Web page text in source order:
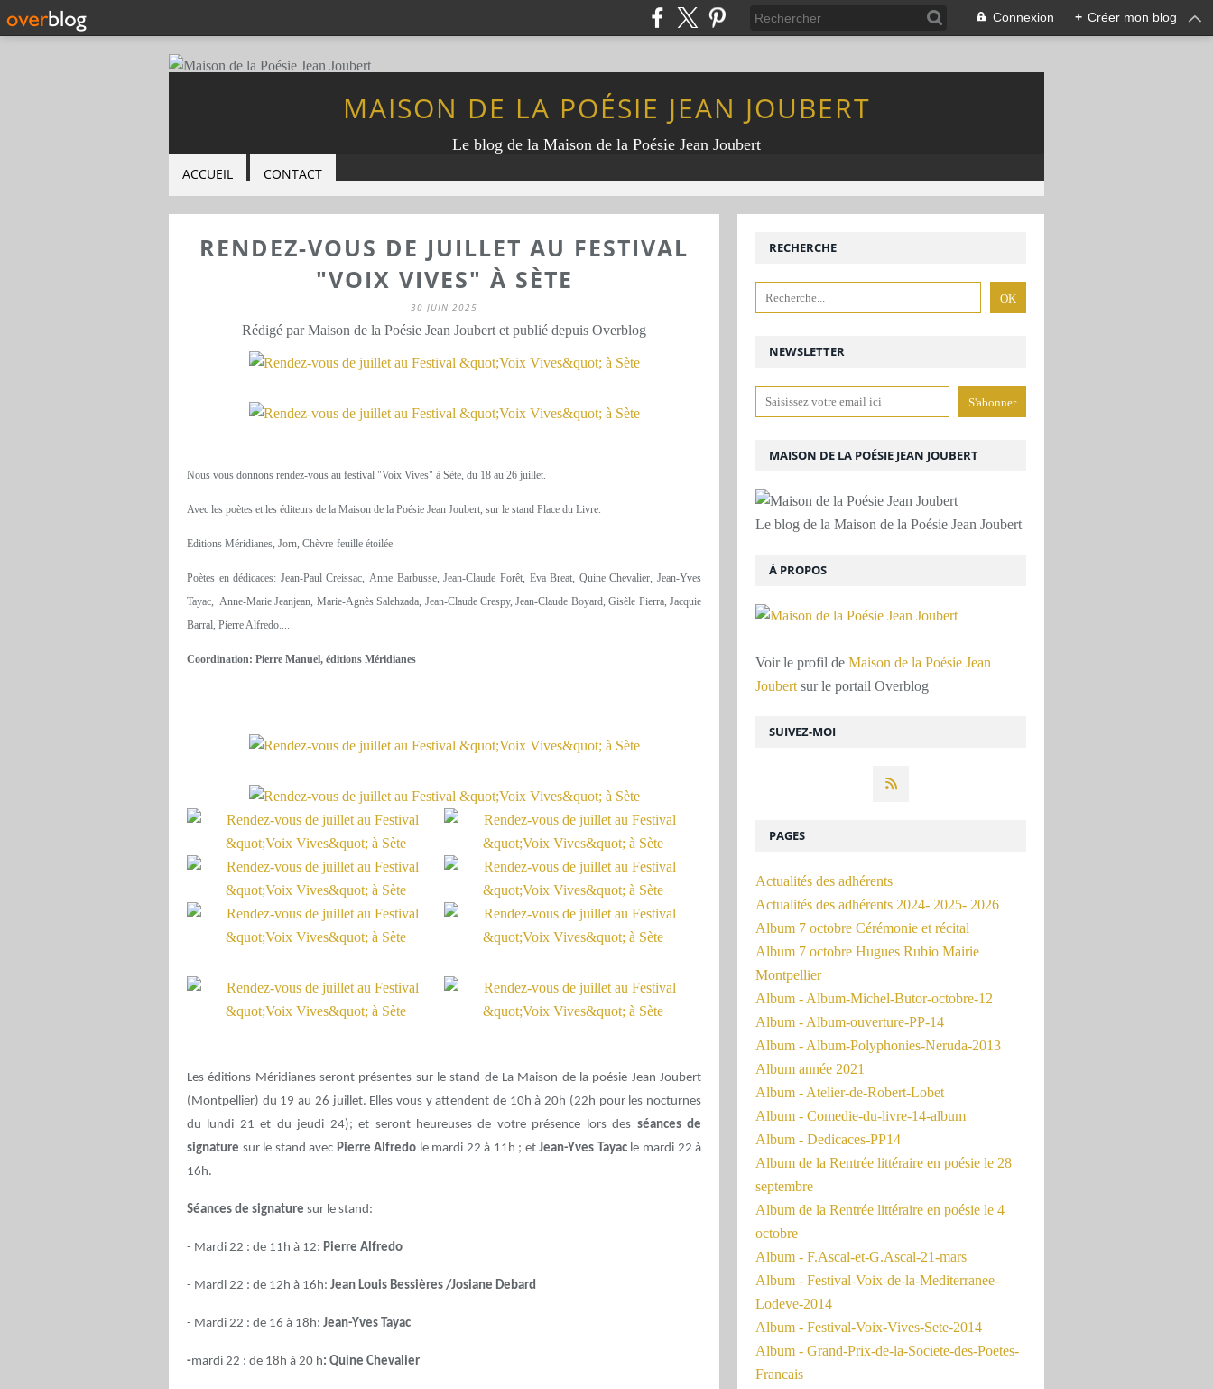
Connexion + Créer mon blog
MAISON DE LA POÉSIE JEAN JOUBERT
Le blog de la Maison de la Poésie Jean Joubert
ACCUEIL CONTACT
RENDEZ-VOUS DE JUILLET AU FESTIVAL
"VOIX VIVES" À SÈTE
30 JUIN 2025
Rédigé par Maison de la Poésie Jean Joubert et publié depuis Overblog
Nous vous donnons rendez-vous au festival "Voix Vives" à Sète, du 18 au 26 juillet.
Avec les poètes et les éditeurs de la Maison de la Poésie Jean Joubert, sur le stand Place du Livre.
Editions Méridianes, Jorn, Chèvre-feuille étoilée
Poètes en dédicaces: Jean-Paul Creissac, Anne Barbusse, Jean-Claude Forêt, Eva Breat, Quine Chevalier, Jean-Yves
Tayac, Anne-Marie Jeanjean, Marie-Agnès Salehzada, Jean-Claude Crespy, Jean-Claude Boyard, Gisèle Pierra, Jacquie
Barral, Pierre Alfredo....
Coordination: Pierre Manuel, éditions Méridianes
Les éditions Méridianes seront présentes sur le stand de La Maison de la poésie Jean Joubert
(Montpellier) du 19 au 26 juillet. Elles vous y attendent de 10h à 20h (22h pour les nocturnes
du lundi 21 et du jeudi 24); et seront heureuses de votre présence lors des séances de
signature sur le stand avec Pierre Alfredo le mardi 22 à 11h ; etJean-Yves Tayacle mardi 22 à
16h.
Séances de signature sur le stand:
- Mardi 22 : de 11h à 12: Pierre Alfredo
- Mardi 22 : de 12h à 16h: Jean Louis Bessières /Josiane Debard
- Mardi 22 : de 16 à 18h: Jean-Yves Tayac
-mardi 22 : de 18h à 20 h: Quine Chevalier
NEWSLETTER
SUIVEZ-MOI
RECHERCHE
MAISON DE LA POÉSIE JEAN JOUBERT
Le blog de la Maison de la Poésie Jean Joubert
À PROPOS
Voir le profil de Maison de la Poésie Jean
Joubert sur le portail Overblog
PAGES
Actualités des adhérents
Actualités des adhérents 2024- 2025- 2026
Album 7 octobre Cérémonie et récital
Album 7 octobre Hugues Rubio Mairie
Montpellier
Album - Album-Michel-Butor-octobre-12
Album - Album-ouverture-PP-14
Album - Album-Polyphonies-Neruda-2013
Album année 2021
Album - Atelier-de-Robert-Lobet
Album - Comedie-du-livre-14-album
Album - Dedicaces-PP14
Album de la Rentrée littéraire en poésie le 28
septembre
Album de la Rentrée littéraire en poésie le 4
octobre
Album - F.Ascal-et-G.Ascal-21-mars
Album - Festival-Voix-de-la-Mediterranee-
Lodeve-2014
Album - Festival-Voix-Vives-Sete-2014
Album - Grand-Prix-de-la-Societe-des-Poetes-
Francais